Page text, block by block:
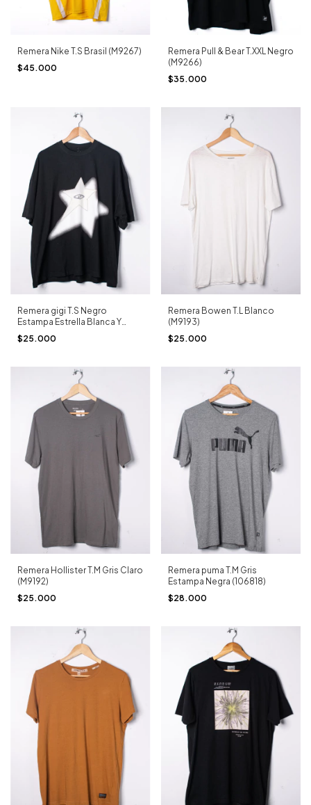
Remera Nike T.S Brasil (M9267)
$45.000
Remera Pull & Bear T.XXL Negro
(M9266)
$35.000
Remera gigi T.S Negro
Estampa Estrella Blanca Y
Crudo (M9200)
$25.000
Remera Bowen T.L Blanco
(M9193)
$25.000
Remera Hollister T.M Gris Claro
(M9192)
$25.000
Remera puma T.M Gris
Estampa Negra (106818)
$28.000